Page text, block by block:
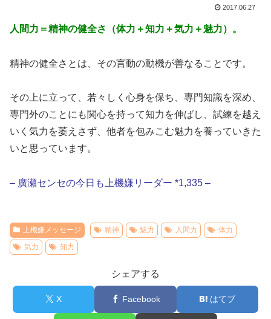
2017.06.27
人間力＝精神の健全さ（体力＋知力＋気力＋魅力）。
精神の健全さとは、その言動の動機が善なることです。
その上に立って、若々しく心身を保ち、専門知識を深め、
専門外のことにも関心を持って知力を伸ばし、試練を越え
いく気力を萎えさず、他者を包みこむ魅力を養っていきた
いと思っています。
– 廣瀬センセの今日も上機嫌リーダー *1,335 –
上機嫌メッセージ 精神 魅力 人間力
体力
気力
知力
シェアする
X Facebook はてブ